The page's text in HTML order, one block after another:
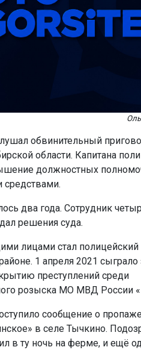
обвинительный
области. Капитана
должностных
два года. Сотрудник
решения суда.
лицами стал полицейский
1 апреля 2021
преступлений среди
розыска МО МВД России
сообщение о
в селе Тычкино.
в ту ночь на ферме, и ещё